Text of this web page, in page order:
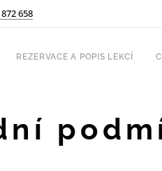
658
REZERVACE A POPIS LEKCÍ